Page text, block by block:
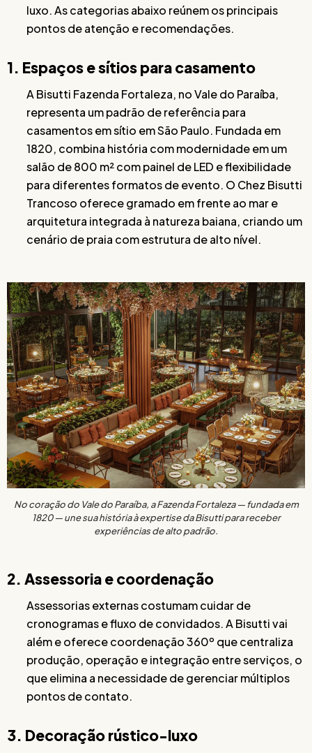
luxo. As categorias abaixo reúnem os principais
pontos de atenção e recomendações.
1. Espaços e sítios para casamento
A Bisutti Fazenda Fortaleza, no Vale do Paraíba,
representa um padrão de referência para
casamentos em sítio em São Paulo. Fundada em
1820, combina história com modernidade em um
salão de 800 m² com painel de LED e flexibilidade
para diferentes formatos de evento. O Chez Bisutti
Trancoso oferece gramado em frente ao mar e
arquitetura integrada à natureza baiana, criando um
cenário de praia com estrutura de alto nível.
No coração do Vale do Paraíba, a Fazenda Fortaleza — fundada em
1820 — une sua história à expertise da Bisutti para receber
experiências de alto padrão.
2. Assessoria e coordenação
Assessorias externas costumam cuidar de
cronogramas e fluxo de convidados. A Bisutti vai
além e oferece coordenação 360º que centraliza
produção, operação e integração entre serviços, o
que elimina a necessidade de gerenciar múltiplos
pontos de contato.
3. Decoração rústico-luxo